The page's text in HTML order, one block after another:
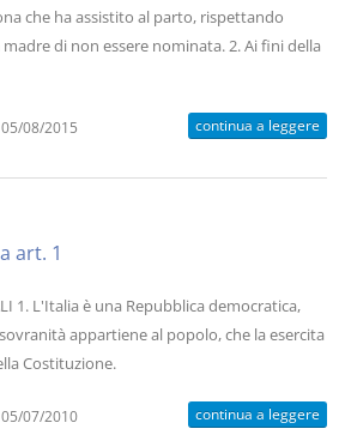
che ha assistito al parto, rispettando
di non essere nominata. 2. Ai fini della
05/08/2015 continua a leggere
art. 1
1. L'Italia è una Repubblica democratica,
appartiene al popolo, che la esercita
Costituzione.
05/07/2010 continua a leggere